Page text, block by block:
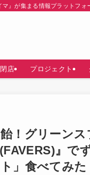
』が集まる情報プラットフォ
店 プロジェクト
！グリーン
』で
」食べてみた